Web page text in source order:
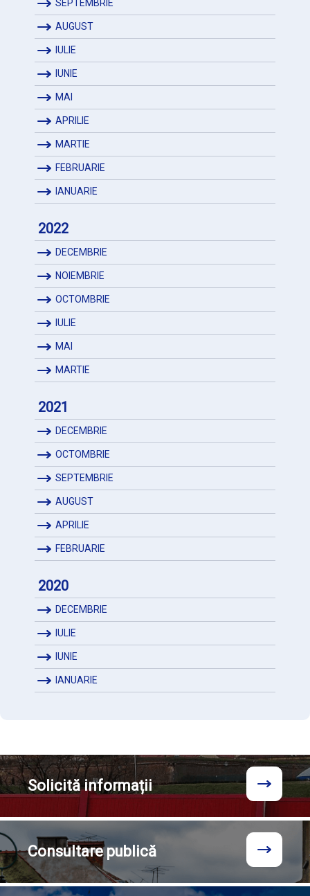
SEPTEMBRIE
AUGUST
IULIE
IUNIE
MAI
APRILIE
MARTIE
FEBRUARIE
IANUARIE
2022
DECEMBRIE
NOIEMBRIE
OCTOMBRIE
IULIE
MAI
MARTIE
2021
DECEMBRIE
OCTOMBRIE
SEPTEMBRIE
AUGUST
APRILIE
FEBRUARIE
2020
DECEMBRIE
IULIE
IUNIE
IANUARIE
Solicităinformații
Consultarepublică